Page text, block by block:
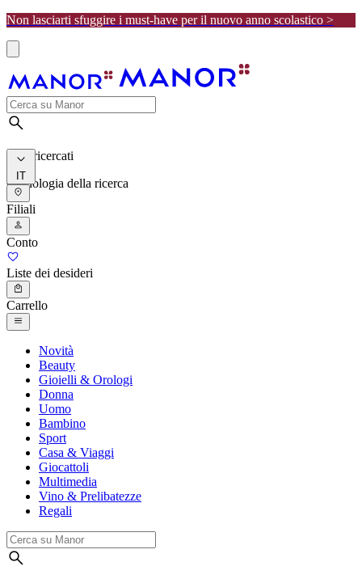
Non lasciarti sfuggire i must-have per il nuovo anno scolastico >
I più ricercati
Cronologia della ricerca
IT
Filiali
Conto
Liste dei desideri
Carrello
Novità
Beauty
Gioielli & Orologi
Donna
Uomo
Bambino
Sport
Casa & Viaggi
Giocattoli
Multimedia
Vino & Prelibatezze
Regali